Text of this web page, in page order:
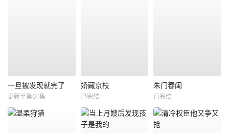
一旦被发现就完了
更新至第01集
娇藏京枝
已完结
朱门春闺
已完结